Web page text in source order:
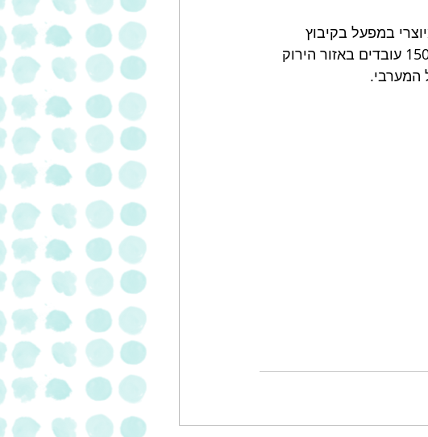
במפעל בקיבוץ
יחיעם, המעסיק כ- 150 עובדים באזור הירוק
המערבי.